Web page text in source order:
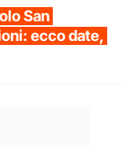
San
ecco date,